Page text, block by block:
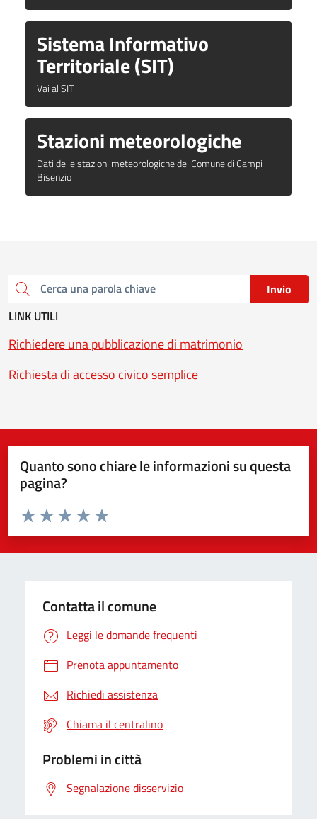
Sistema Informativo
Territoriale (SIT)
Vai al SIT
Stazioni meteorologiche
Dati delle stazioni meteorologiche del Comune di Campi
Bisenzio
Cerca una parola chiave
Invio
LINK UTILI
Richiedere una pubblicazione di matrimonio
Richiesta di accesso civico semplice
Quanto sono chiare le informazioni su questa
pagina?
Valuta da 1 a 5 stelle la pagina
Valuta 5 stelle su 5
Valuta 4 stelle su 5
Valuta 3 stelle su 5
Valuta 2 stelle su 5
Valuta 1 stelle su 5
Contatta il comune
Leggi le domande frequenti
Prenota appuntamento
Richiedi assistenza
Chiama il centralino
Problemi in città
Segnalazione disservizio